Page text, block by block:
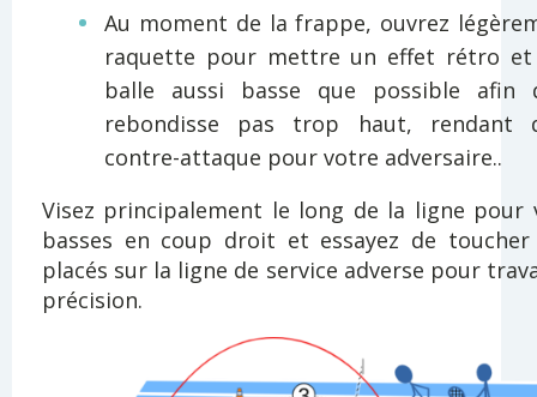
Au moment de la frappe, ouvrez
raquette pour mettre un effet rétro et
balle aussi basse que possible afin
rebondisse pas trop haut, rendant
contre-attaque pour votre adversaire..
Visez principalement le long de la ligne pour
basses en coup droit et essayez de toucher
placés sur la ligne de service adverse pour
précision.